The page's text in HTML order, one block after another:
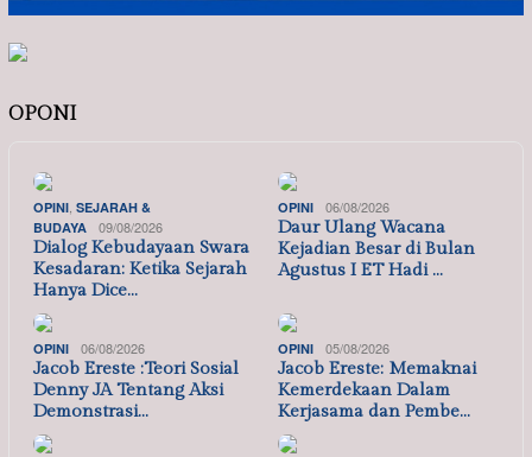
OPONI
OPINI SEJARAH &
BUDAYA
09/08/2026
Dialog Kebudayaan Swara
Kesadaran: Ketika Sejarah
Hanya Dice…
OPINI 06/08/2026
Daur Ulang Wacana
Kejadian Besar di Bulan
Agustus I ET Hadi …
OPINI 06/08/2026
Jacob Ereste :Teori Sosial
Denny JA Tentang Aksi
Demonstrasi…
OPINI 05/08/2026
Jacob Ereste: Memaknai
Kemerdekaan Dalam
Kerjasama dan Pembe…